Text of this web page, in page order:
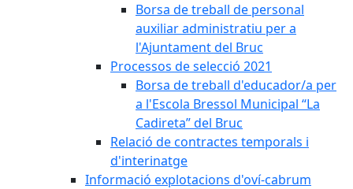
Borsa de treball de personal
auxiliar administratiu per a
l'Ajuntament del Bruc
Processos de selecció 2021
Borsa de treball d'educador/a per
a l'Escola Bressol Municipal “La
Cadireta” del Bruc
Relació de contractes temporals i
d'interinatge
Informació explotacions d'oví-cabrum